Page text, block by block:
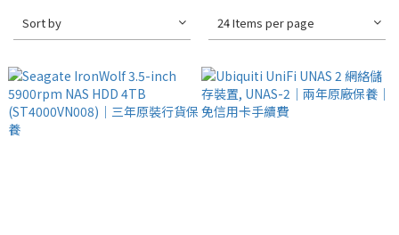
🛍️  全店免信用卡手續費、購物滿 HK$1000，即享免運優惠！
Sort by 24 Items per page